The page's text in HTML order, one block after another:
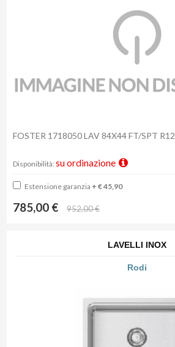
FOSTER 1718050 LAV 84X44 FT/SPT R12
Disponibilità: su ordinazione
Estensione garanzia + € 45,90
785,00 € 952,00 €
LAVELLI INOX
Rodi